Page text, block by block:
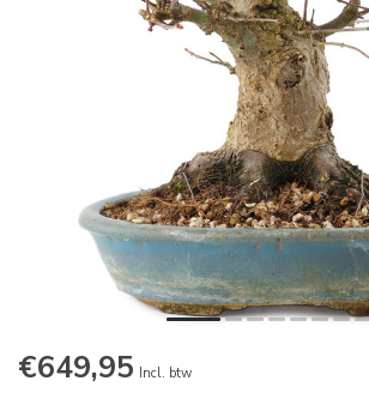
€649,95 Incl. btw